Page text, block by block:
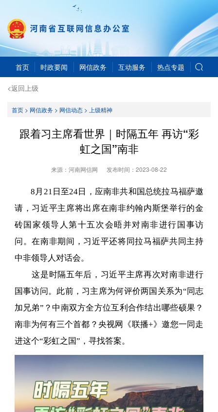
首页 时政要闻 网信政务 互动服务 热点专题
<返回上级
首页> 网信政务> 网信动态> 上级精神
跟着习主席看世界｜时隔五年 再访“彩
虹之国”南非
来源：河南网信网 发布时间： 2023-08-22
8月21日至24日，应南非共和国总统拉马福萨邀
请，习近平主席将出席在南非约翰内斯堡举行的金
砖国家领导人第十五次会晤并对南非进行国事访
问。在南非期间，习近平还将同拉马福萨共同主持
中非领导人对话会。
这是时隔五年后，习近平主席再次对南非进行
国事访问。此前，习主席为何评价两国关系为“同志
加兄弟”？中南双方全方位互利合作结出哪些硕果？
南非为何有三个首都？央视网《联播+》邀您一同走
进这个“彩虹之国”，寻找答案。